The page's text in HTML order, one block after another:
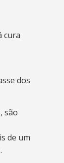
cura
dos
são
de um